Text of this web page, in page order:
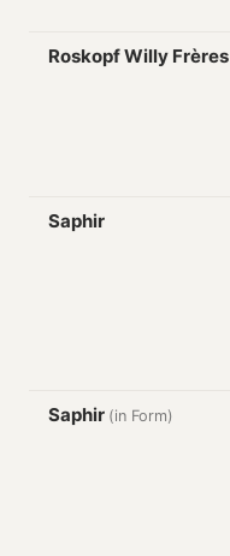
Roskopf Willy Frères
Saphir
Saphir (in Form)